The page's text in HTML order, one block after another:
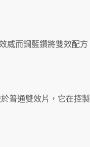
威而鋼藍鑽將雙效配方
普通雙效片，它在控製